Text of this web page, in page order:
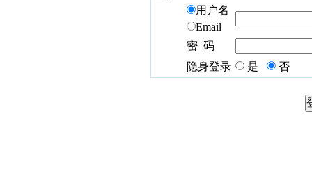
用户名
Email
密 码
隐身登录
是 否